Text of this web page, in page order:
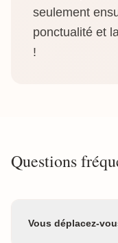
seulement
ponctualité et
!
Questions
Vous déplacez-